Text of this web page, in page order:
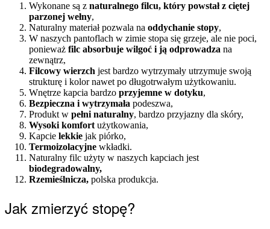
Wykonane są z naturalnego filcu, który powstał z ciętej
parzonej wełny,
Naturalny materiał pozwala na oddychanie stopy,
W naszych pantoflach w zimie stopa się grzeje, ale nie poci,
ponieważ filc absorbuje wilgoć i ją odprowadza na
zewnątrz,
Filcowy wierzch jest bardzo wytrzymały utrzymuje swoją
strukturę i kolor nawet po długotrwałym użytkowaniu.
Wnętrze kapcia bardzo przyjemne w dotyku,
Bezpieczna i wytrzymała podeszwa,
Produkt w pełni naturalny, bardzo przyjazny dla skóry,
Wysoki komfort użytkowania,
Kapcie lekkie jak piórko,
Termoizolacyjne wkładki.
Naturalny filc użyty w naszych kapciach jest
biodegradowalny,
Rzemieślnicza, polska produkcja.
Jak zmierzyć stopę?